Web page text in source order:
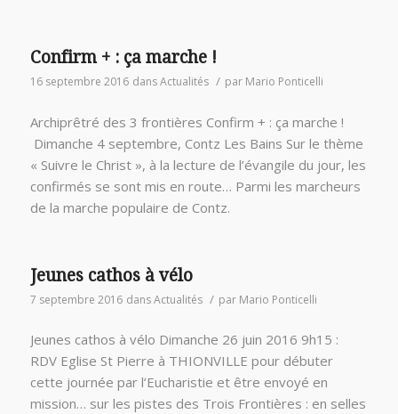
Confirm + : ça marche !
16 septembre 2016 dansActualités / par Mario Ponticelli
Archiprêtré des 3 frontières Confirm + : ça marche !
Dimanche 4 septembre, Contz Les Bains Sur le thème
« Suivre le Christ », à la lecture de l’évangile du jour, les
confirmés se sont mis en route… Parmi les marcheurs
de la marche populaire de Contz.
Jeunes cathos à vélo
7 septembre 2016 dansActualités / par Mario Ponticelli
Jeunes cathos à vélo Dimanche 26 juin 2016 9h15 :
RDV Eglise St Pierre à THIONVILLE pour débuter
cette journée par l’Eucharistie et être envoyé en
mission… sur les pistes des Trois Frontières : en selles